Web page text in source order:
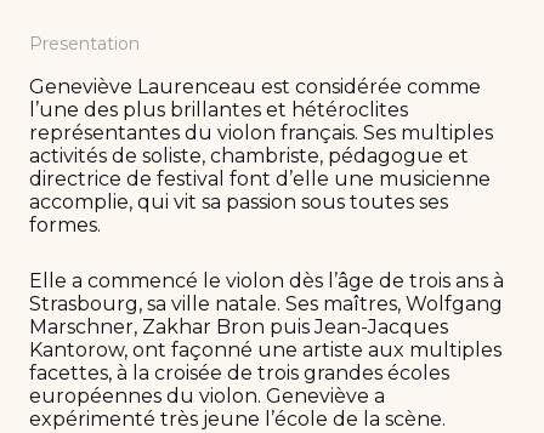
Presentation
Geneviève Laurenceau est considérée comme
l’une des plus brillantes et hétéroclites
représentantes du violon français. Ses multiples
activités de soliste, chambriste, pédagogue et
directrice de festival font d’elle une musicienne
accomplie, qui vit sa passion sous toutes ses
formes.
Elle a commencé le violon dès l’âge de trois ans à
Strasbourg, sa ville natale. Ses maîtres, Wolfgang
Marschner, Zakhar Bron puis Jean-Jacques
Kantorow, ont façonné une artiste aux multiples
facettes, à la croisée de trois grandes écoles
européennes du violon. Geneviève a
expérimenté très jeune l’école de la scène.